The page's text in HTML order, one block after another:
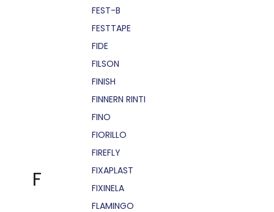
F
FEST-B
FESTTAPE
FIDE
FILSON
FINISH
FINNERN RINTI
FINO
FIORILLO
FIREFLY
FIXAPLAST
FIXINELA
FLAMINGO